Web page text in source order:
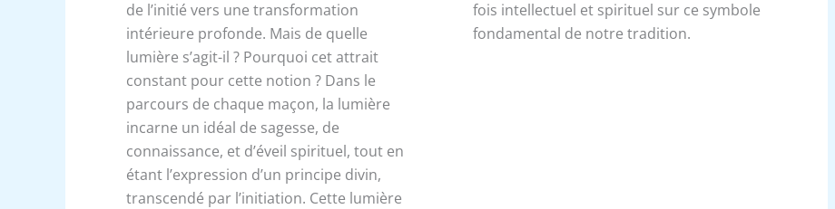
de l’initié vers une transformation
intérieure profonde. Mais de quelle
lumière s’agit-il ? Pourquoi cet attrait
constant pour cette notion ? Dans le
parcours de chaque maçon, la lumière
incarne un idéal de sagesse, de
connaissance, et d’éveil spirituel, tout en
étant l’expression d’un principe divin,
transcendé par l’initiation. Cette lumière
fois intellectuel et spirituel sur ce symbole
fondamental de notre tradition.